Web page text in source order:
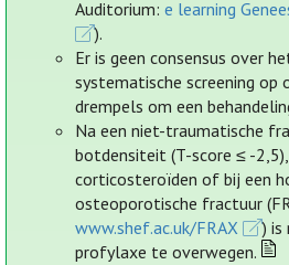
Auditorium:e learning
).
Er is geen consensus over
systematische screening
drempels om een
Na een niet-traumatische
botdensiteit (T-score ≤ -
corticosteroïden of bij een
osteoporotische fractuur
www.shef.ac.uk/FRAX
) is
profylaxe te overwegen.